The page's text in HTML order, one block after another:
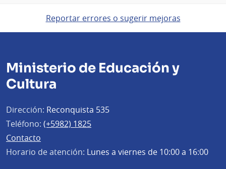
Reportar errores o sugerir mejoras
Ministerio de Educación y
Cultura
Dirección: Reconquista 535
Teléfono: (+5982) 1825
Contacto
Horario de atención: Lunes a viernes de 10:00 a 16:00